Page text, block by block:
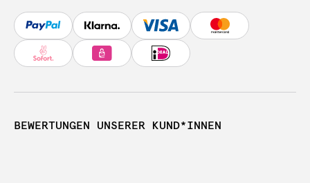
BEWERTUNGEN UNSERER KUND*INNEN